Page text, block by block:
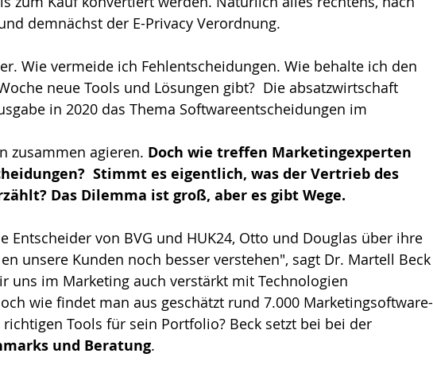
demnächst der E-Privacy Verordnung.
Wie vermeide ich Fehlentscheidungen. Wie behalte ich den
neue Tools und Lösungen gibt?  Die absatzwirtschaft
in 2020 das Thema Softwareentscheidungen im
zusammen agieren. Doch wie treffen Marketingexperten
Stimmt es eigentlich, was der Vertrieb des
Das Dilemma ist groß, aber es gibt Wege.
Entscheider von BVG und HUK24, Otto und Douglas über ihre
unsere Kunden noch besser verstehen", sagt Dr. Martell Beck
uns im Marketing auch verstärkt mit Technologien
wie findet man aus geschätzt rund 7.000 Marketingsoftware-
Tools für sein Portfolio? Beck setzt bei bei der
und Beratung.